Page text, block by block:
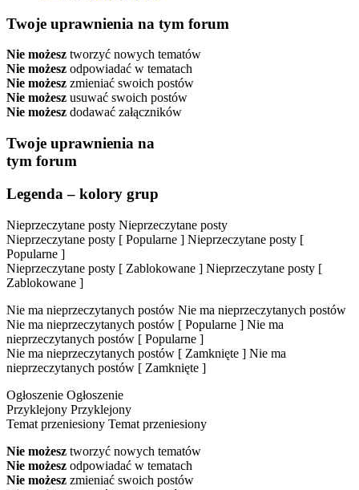
Twoje uprawnienia na tym forum
Nie możesz tworzyć nowych tematów
Nie możesz odpowiadać w tematach
Nie możesz zmieniać swoich postów
Nie możesz usuwać swoich postów
Nie możesz dodawać załączników
Twoje uprawnienia na
tym forum
Legenda – kolory grup
Nieprzeczytane posty Nieprzeczytane posty
Nieprzeczytane posty [ Popularne ] Nieprzeczytane posty [
Popularne ]
Nieprzeczytane posty [ Zablokowane ] Nieprzeczytane posty [
Zablokowane ]
Nie ma nieprzeczytanych postów Nie ma nieprzeczytanych postów
Nie ma nieprzeczytanych postów [ Popularne ] Nie ma
nieprzeczytanych postów [ Popularne ]
Nie ma nieprzeczytanych postów [ Zamknięte ] Nie ma
nieprzeczytanych postów [ Zamknięte ]
Ogłoszenie Ogłoszenie
Przyklejony Przyklejony
Temat przeniesiony Temat przeniesiony
Nie możesz tworzyć nowych tematów
Nie możesz odpowiadać w tematach
Nie możesz zmieniać swoich postów